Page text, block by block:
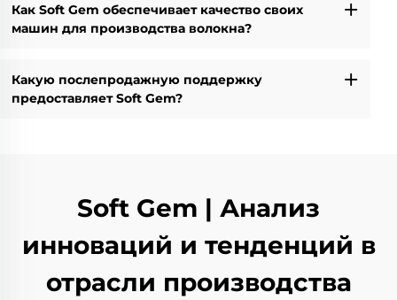
Как Soft Gem обеспечивает качество своих
машин для производства волокна?
Какую послепродажную поддержку
предоставляет Soft Gem?
Soft Gem | Анализ
инноваций и тенденций в
отрасли производства